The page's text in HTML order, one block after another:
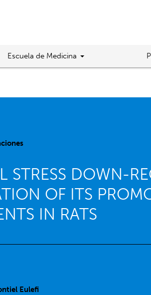
Escuela de Medicina
STRESS DOWN-
OF ITS
IN RATS
Eulefi